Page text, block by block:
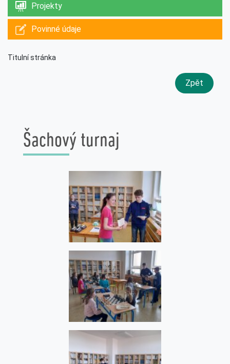
Projekty
Povinné údaje
Titulní stránka
Šachový turnaj
Zpět